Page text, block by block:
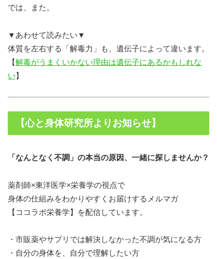
では、また。
▼あわせて読みたい▼
体質を左右する「解毒力」も、遺伝子によって違います。
【解毒がうまくいかない理由は遺伝子にあるかもしれな
い 】
【心と身体研究所よりお知らせ】
「なんとなく不調」の本当の原因、一緒に探しませんか？
薬剤師×東洋医学×栄養学の視点で
身体の仕組みをわかりやすくお届けするメルマガ
【ココラボ栄養学】を配信しています。
・市販薬やサプリでは解決しなかった不調が気になる方
・自分の身体を、自分で理解したい方